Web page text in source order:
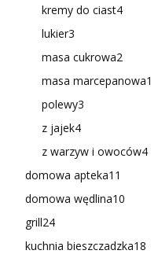
kremy do ciast4
lukier3
masa cukrowa2
masa marcepanowa1
polewy3
z jajek4
z warzyw i owoców4
domowa apteka11
domowa wędlina10
grill24
kuchnia bieszczadzka18